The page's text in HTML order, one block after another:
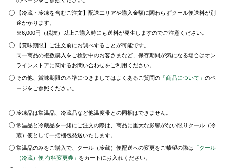
【冷蔵・冷凍を含むご注文】配送エリアや購入金額に関わらずクール便送料が別
途かかります。
※6,000円（税抜）以上ご購入時にも送料が発生しますのでご注意ください。
【賞味期限】ご注文前にお調べすることが可能です。
同一商品の複数購入をご検討中のお客さまなど、保存期間が気になる場合はオン
ラインストアに関するお問い合わせをご利用ください。
その他、賞味期限の基準につきましてはよくあるご質問の 「商品について」のペ
ージをご参照ください。
冷凍品は常温品、冷蔵品など他温度帯との同梱はできません。
常温品と冷蔵品を一緒にご注文の際は、商品に重大な影響がない限りクール（冷
蔵）便として一括梱包発送いたします。
常温品のみをご購入で、クール（冷蔵）便配送への変更をご希望の際は 「クール
（冷蔵）便 有料変更券」 をカートにお入れください。